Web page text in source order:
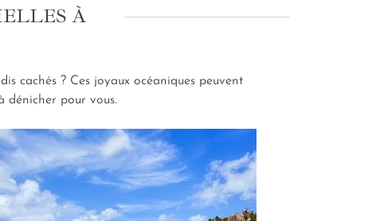
À
cachés ? Ces joyaux océaniques peuvent
dénicher pour vous.